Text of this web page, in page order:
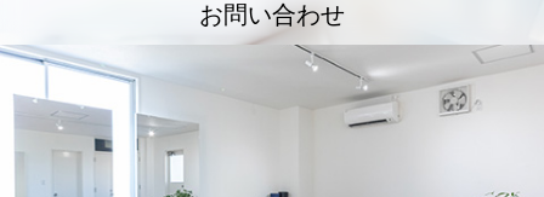
お問い合わせ